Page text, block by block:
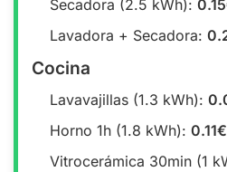
Secadora (2.5 kWh):
Lavadora + Secadora:
Cocina
Lavavajillas (1.3 kWh):
Horno 1h (1.8 kWh): 0.11€
Vitrocerámica 30min (1